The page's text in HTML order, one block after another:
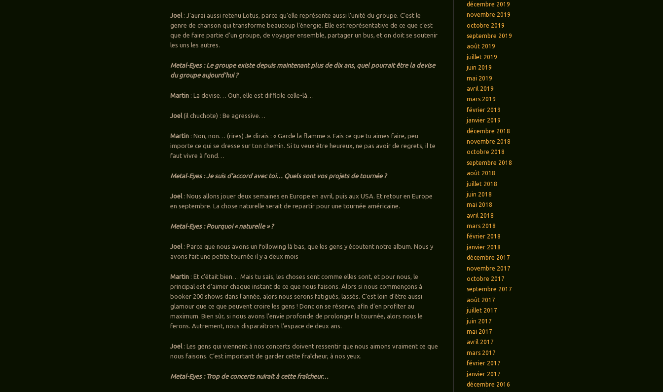
Joel : J’aurai aussi retenu Lotus, parce qu’elle représente aussi l’unité du groupe. C’est le
genre de chanson qui transforme beaucoup l’énergie. Elle est représentative de ce que c’est
que de faire partie d’un groupe, de voyager ensemble, partager un bus, et on doit se soutenir
les uns les autres.
Metal-Eyes : Le groupe existe depuis maintenant plus de dix ans, quel pourrait être la devise
du groupe aujourd’hui ?
Martin : La devise… Ouh, elle est difficile celle-là…
Joel(il chuchote) : Be agressive…
Martin : Non, non… (rires) Je dirais : « Garde la flamme ». Fais ce que tu aimes faire, peu
importe ce qui se dresse sur ton chemin. Si tu veux être heureux, ne pas avoir de regrets, il te
faut vivre à fond…
Metal-Eyes : Je suis d’accord avec toi… Quels sont vos projets de tournée ?
Joel : Nous allons jouer deux semaines en Europe en avril, puis aux USA. Et retour en Europe
en septembre. La chose naturelle serait de repartir pour une tournée américaine.
Metal-Eyes : Pourquoi « naturelle » ?
Joel : Parce que nous avons un following là bas, que les gens y écoutent notre album. Nous y
avons fait une petite tournée il y a deux mois
Martin : Et c’était bien… Mais tu sais, les choses sont comme elles sont, et pour nous, le
principal est d’aimer chaque instant de ce que nous faisons. Alors si nous commençons à
booker 200 shows dans l’année, alors nous serons fatigués, lassés. C’est loin d’être aussi
glamour que ce que peuvent croire les gens ! Donc on se réserve, afin d’en profiter au
maximum. Bien sûr, si nous avons l’envie profonde de prolonger la tournée, alors nous le
ferons. Autrement, nous disparaîtrons l’espace de deux ans.
Joel : Les gens qui viennent à nos concerts doivent ressentir que nous aimons vraiment ce que
nous faisons. C’est important de garder cette fraîcheur, à nos yeux.
Metal-Eyes : Trop de concerts nuirait à cette fraîcheur…
décembre 2019
novembre 2019
octobre 2019
septembre 2019
août 2019
juillet 2019
juin 2019
mai 2019
avril 2019
mars 2019
février 2019
janvier 2019
décembre 2018
novembre 2018
octobre 2018
septembre 2018
août 2018
juillet 2018
juin 2018
mai 2018
avril 2018
mars 2018
février 2018
janvier 2018
décembre 2017
novembre 2017
octobre 2017
septembre 2017
août 2017
juillet 2017
juin 2017
mai 2017
avril 2017
mars 2017
février 2017
janvier 2017
décembre 2016